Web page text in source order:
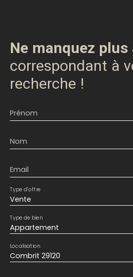
Ne manquez
correspondant à
recherche !
Prénom
Nom
Email
Vente
Type d'offre
Appartement
Type de bien
Combrit 29120
Localisation